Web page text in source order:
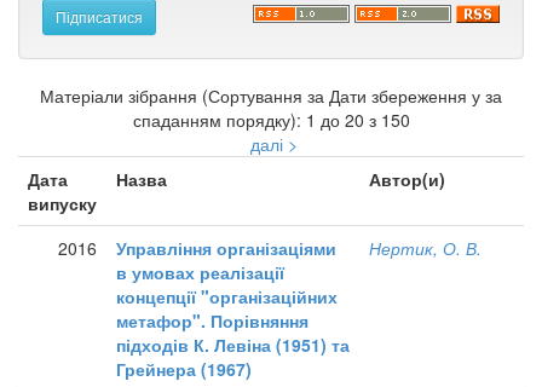
Матеріали зібрання (Сортування за Дати збереження у за
спаданням порядку): 1 до 20 з 150
далі >
Дата
випуску
Назва Автор(и)
2016
Управління організаціями
в умовах реалізації
концепції "організаційних
метафор". Порівняння
підходів К. Левіна (1951) та
Грейнера (1967)
Нертик, О. В.